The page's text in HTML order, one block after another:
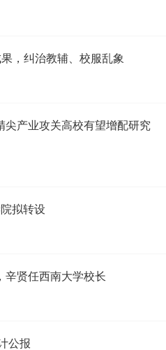
，纠治教辅、校服乱象
产业攻关高校有望增配研究
拟转设
辛贤任西南大学校长
公报